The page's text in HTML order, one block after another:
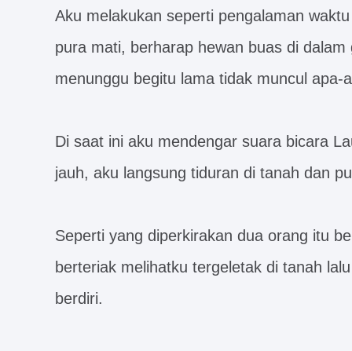
Aku melakukan seperti pengalaman
pura mati, berharap hewan buas di
menunggu begitu lama tidak muncul apa-
Di saat ini aku mendengar suara bicara
jauh, aku langsung tiduran di tanah dan
Seperti yang diperkirakan dua orang itu
berteriak melihatku tergeletak di tanah
berdiri.